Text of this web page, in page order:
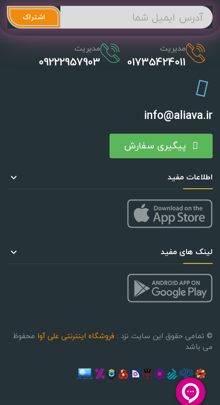
3750000
Remaining Time :
SECONDS
15
See Details
اشتراک
مدیریت
01735424011
مدیریت
09222957903
info@aliava.ir
پیگیری سفارش
اطلاعات مفید 
لینک های مفید 
© تمامی حقوق این سایت نزد : فروشگاه اینترنتی علی آوا محفوظ
می باشد